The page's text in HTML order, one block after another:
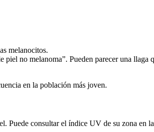
melanocitos.
piel no melanoma”. Pueden parecer una
en la población más joven.
Puede consultar el índice UV de su zona en la